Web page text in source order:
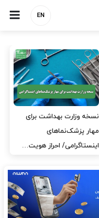
EN
مدیریت سلامت، میدان
آزمون و خطا نیست